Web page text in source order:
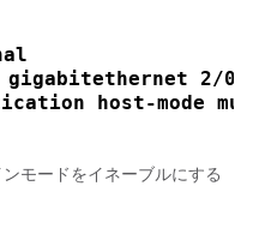
2/0/
host-mode
モードをイネーブルにする